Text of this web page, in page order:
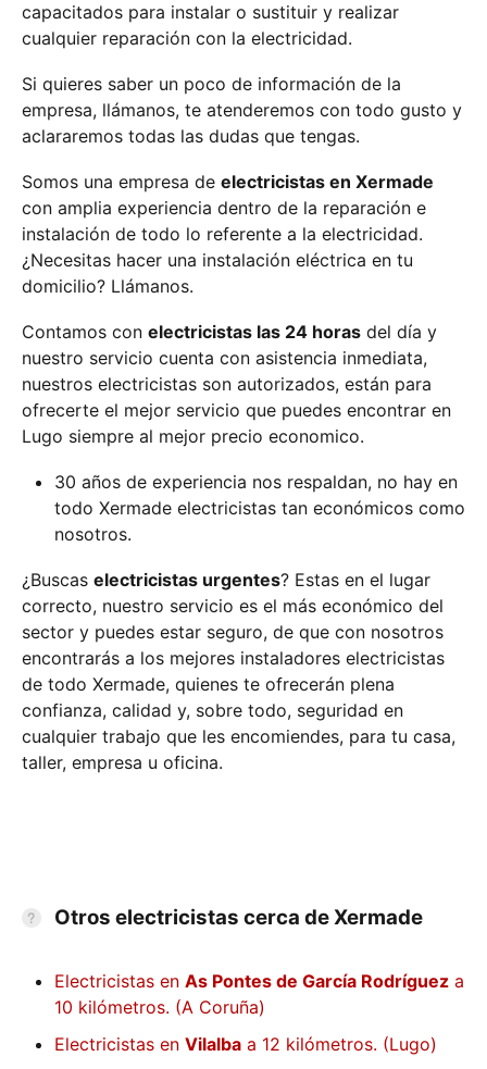
capacitados para instalar o sustituir y realizar
cualquier reparación con la electricidad.
Si quieres saber un poco de información de la
empresa, llámanos, te atenderemos con todo gusto y
aclararemos todas las dudas que tengas.
Somos una empresa de electricistas en Xermade
con amplia experiencia dentro de la reparación e
instalación de todo lo referente a la electricidad.
¿Necesitas hacer una instalación eléctrica en tu
domicilio? Llámanos.
Contamos con electricistas las 24 horas del día y
nuestro servicio cuenta con asistencia inmediata,
nuestros electricistas son autorizados, están para
ofrecerte el mejor servicio que puedes encontrar en
Lugo siempre al mejor precio economico.
30 años de experiencia nos respaldan, no hay en
todo Xermade electricistas tan económicos como
nosotros.
¿Buscas electricistas urgentes? Estas en el lugar
correcto, nuestro servicio es el más económico del
sector y puedes estar seguro, de que con nosotros
encontrarás a los mejores instaladores electricistas
de todo Xermade, quienes te ofrecerán plena
confianza, calidad y, sobre todo, seguridad en
cualquier trabajo que les encomiendes, para tu casa,
taller, empresa u oficina.
Otros electricistas cerca de Xermade
Electricistas en As Pontes de García Rodríguez a
10 kilómetros. (A Coruña)
Electricistas en Vilalba a 12 kilómetros. (Lugo)